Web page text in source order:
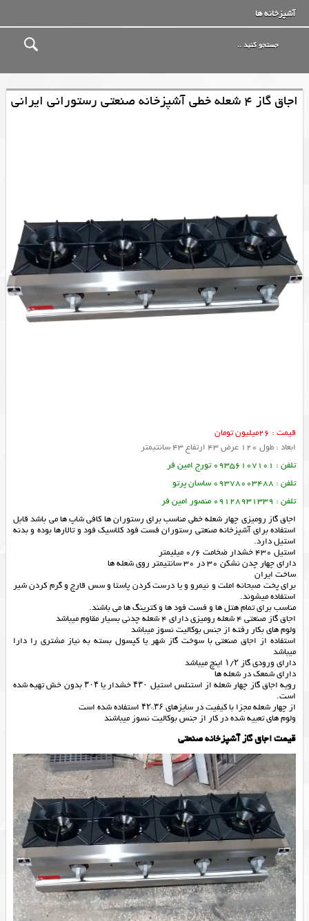
آشپزخانه ها
اجاق گاز 4 شعله خطی آشپزخانه صنعتی رستورانی ایرانی
قیمت : 26میلیون تومان
ابعاد : طول 120 عرض 43 ارتفاع 43 سانتیمتر
تلفن : 09356107101 تورج امین فر
تلفن : 09378003488 ساسان پرتو
تلفن : 09128931339 منصور امین فر
اجاق گاز رومیزی چهار شعله خطی مناسب برای رستوران ها کافی شاپ ها می باشد قابل
استفاده برای آشپزخانه صنعتی رستوران فست فود کلاسیک فود و تالارها بوده و بدنه
استیل دارد.
استیل 430 خشدار ضخامت 0/6 میلیمتر
دارای چهار چدن نشکن 30 در 30 سانتیمتر روی شعله ها
ساخت ایران
برای پخت صبحانه املت و نیمرو و یا درست کردن پاستا و سس قارچ و گرم کردن شیر
استفاده میشوند.
مناسب برای تمام هتل ها و فست فود ها و کترینگ ها می باشند.
اجاق گاز صنعتی 4 شعله رومیزی دارای 4 شعله چدنی بسیار مقاوم میباشد
ولوم های بکار رفته از جنس بوکالیت نسوز میباشد
استفاده از اجاق صنعتی با سوخت گاز شهر یا کپسول بسته به نیاز مشتری را دارا
میباشد
دارای ورودی گاز ۱/۲ اینچ میباشد
دارای شمعک در شعله ها
رویه اجاق گاز چهار شعله از استنلس استیل ۴۳۰ خشدار یا ۳۰۴ بدون خش تهیه شده
است.
از چهار شعله مجزا با کیفیت در سایزهای ۳۶*۴۲ استفاده شده است
ولوم های تعبیه شده در کار از جنس بوکالیت نسوز میباشند
قیمت اجاق گاز آشپزخانه صنعتی